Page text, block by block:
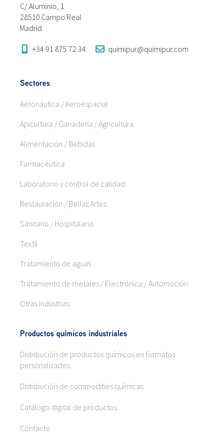
C/ Aluminio, 1
28510 Campo Real
Madrid
+34 91 875 72 34 quimipur@quimipur.com
Sectores
Aeronáutica / Aeroespacial
Apicultura / Ganadería / Agricultura
Alimentación / Bebidas
Farmacéutica
Laboratorio y control de calidad
Restauración / Bellas Artes
Sanitario / Hospitalario
Textil
Tratamiento de aguas
Tratamiento de metales / Electrónica / Automoción
Otras industrias
Productos químicos industriales
Distribución de productos químicos en formatos
personalizados
Distribución de commodities químicas
Catálogo digital de productos
Contacto